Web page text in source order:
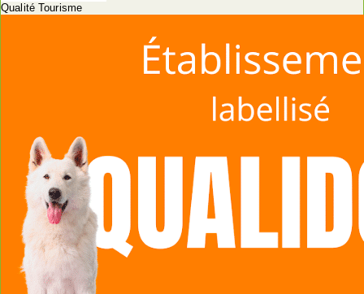
Qualité Tourisme